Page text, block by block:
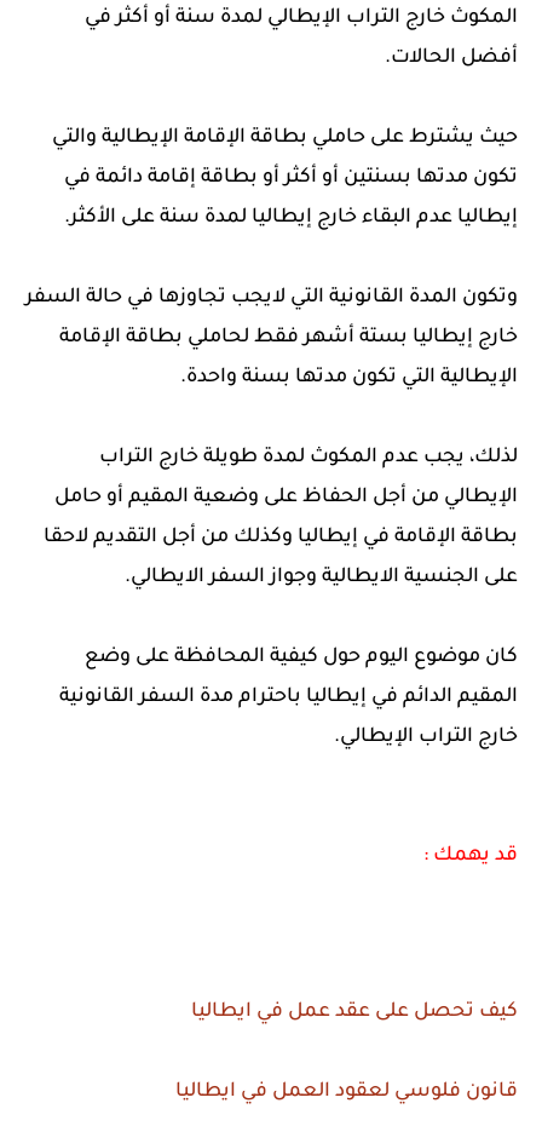
المكوث خارج التراب الإيطالي لمدة سنة أو أكثر في
أفضل الحالات.
حيث يشترط على حاملي بطاقة الإقامة الإيطالية والتي
تكون مدتها بسنتين أو أكثر أو بطاقة إقامة دائمة في
إيطاليا عدم البقاء خارج إيطاليا لمدة سنة على الأكثر.
وتكون المدة القانونية التي لايجب تجاوزها في حالة السفر
خارج إيطاليا بستة أشهر فقط لحاملي بطاقة الإقامة
الإيطالية التي تكون مدتها بسنة واحدة.
لذلك، يجب عدم المكوث لمدة طويلة خارج التراب
الإيطالي من أجل الحفاظ على وضعية المقيم أو حامل
بطاقة الإقامة في إيطاليا وكذلك من أجل التقديم لاحقا
على الجنسية الايطالية وجواز السفر الايطالي.
كان موضوع اليوم حول كيفية المحافظة على وضع
المقيم الدائم في إيطاليا باحترام مدة السفر القانونية
خارج التراب الإيطالي.
قد يهمك :
كيف تحصل على عقد عمل في ايطاليا
قانون فلوسي لعقود العمل في ايطاليا